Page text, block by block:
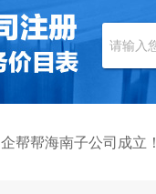
企帮帮海南子公司成立！